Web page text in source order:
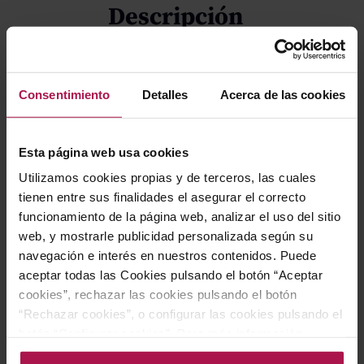
Consentimiento Detalles Acerca de las cookies
Esta página web usa cookies
Utilizamos cookies propias y de terceros, las cuales
tienen entre sus finalidades el asegurar el correcto
funcionamiento de la página web, analizar el uso del sitio
web, y mostrarle publicidad personalizada según su
navegación e interés en nuestros contenidos. Puede
aceptar todas las Cookies pulsando el botón “Aceptar
cookies”, rechazar las cookies pulsando el botón
“Rechazar cookies”, o configurar las cookies pulsando el
acceda a nuestra Política de Cookies.Para más
Descripción
intensamente aromático. La uva, procedente de
elaboración suave y respetuosa para mostrar el
carácter de la variedad en esta zona concreta de la DO
Rueda y dotar al vino de mayor complejidad.
Gastronomía
Perfecto como aperitivo, es ideal para acompañar